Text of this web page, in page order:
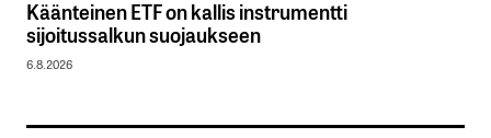
Käänteinen ETF on kallis instrumentti
sijoitussalkun suojaukseen
6.8.2026